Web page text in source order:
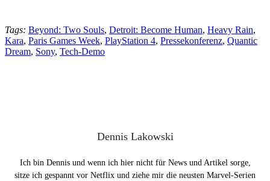
Tags: Beyond: Two Souls, Detroit: Become Human, Heavy Rain,
Kara, Paris Games Week, PlayStation 4, Pressekonferenz, Quantic
Dream, Sony, Tech-Demo
Dennis Lakowski
Ich bin Dennis und wenn ich hier nicht für News und Artikel sorge,
sitze ich gespannt vor Netflix und ziehe mir die neusten Marvel-Serien